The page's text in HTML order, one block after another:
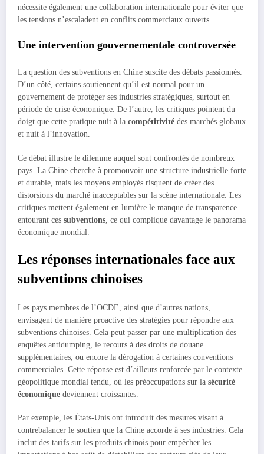
nécessite également une collaboration internationale pour éviter que
les tensions n’escaladent en conflits commerciaux ouverts.
Une intervention gouvernementale controversée
La question des subventions en Chine suscite des débats passionnés.
D’un côté, certains soutiennent qu’il est normal pour un
gouvernement de protéger ses industries stratégiques, surtout en
période de crise économique. De l’autre, les critiques pointent du
doigt que cette pratique nuit à la compétitivité des marchés globaux
et nuit à l’innovation.
Ce débat illustre le dilemme auquel sont confrontés de nombreux
pays. La Chine cherche à promouvoir une structure industrielle forte
et durable, mais les moyens employés risquent de créer des
distorsions du marché inacceptables sur la scène internationale. Les
critiques mettent également en lumière le manque de transparence
entourant ces subventions , ce qui complique davantage le panorama
économique mondial.
Les réponses internationales face aux
subventions chinoises
Les pays membres de l’OCDE, ainsi que d’autres nations,
envisagent de manière proactive des stratégies pour répondre aux
subventions chinoises. Cela peut passer par une multiplication des
enquêtes antidumping, le recours à des droits de douane
supplémentaires, ou encore la dérogation à certaines conventions
commerciales. Cette réponse est d’ailleurs renforcée par le contexte
géopolitique mondial tendu, où les préoccupations sur la sécurité
économique deviennent croissantes.
Par exemple, les États-Unis ont introduit des mesures visant à
contrebalancer le soutien que la Chine accorde à ses industries. Cela
inclut des tarifs sur les produits chinois pour empêcher les